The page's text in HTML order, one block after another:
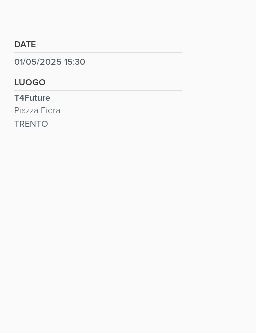
DATE
01/05/2025 15:30
LUOGO
T4Future
Piazza Fiera
TRENTO